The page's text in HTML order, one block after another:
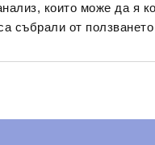
които може да я
събрали от
имейл